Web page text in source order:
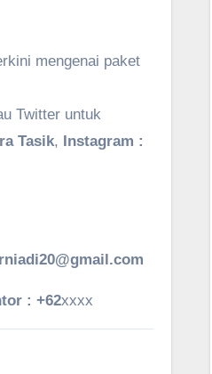
mengenai paket
Twitter untuk
Tasik, Instagram :
: +62xxxx